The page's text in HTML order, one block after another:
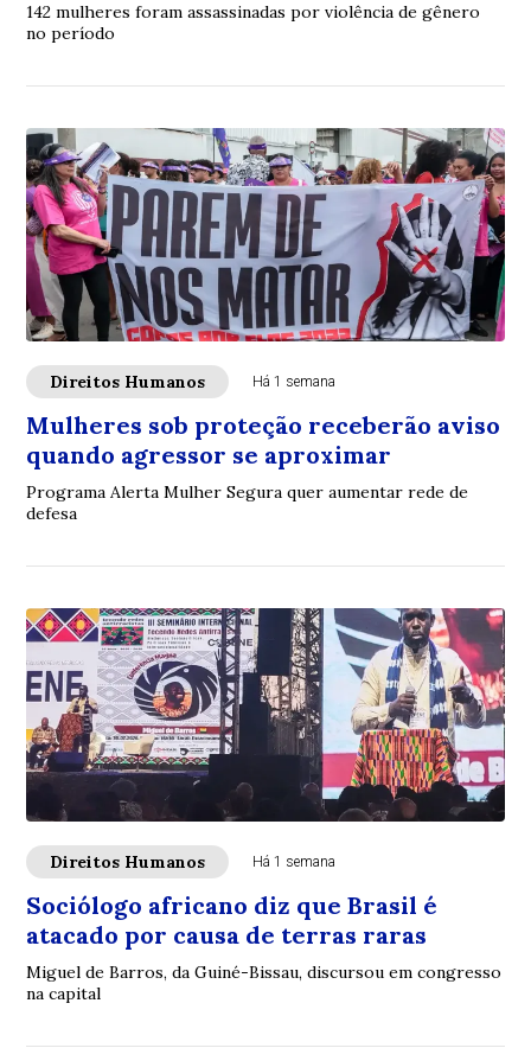
142 mulheres foram assassinadas por violência de gênero
no período
Direitos Humanos Há 1 semana
Mulheres sob proteção receberão aviso
quando agressor se aproximar
Programa Alerta Mulher Segura quer aumentar rede de
defesa
Direitos Humanos Há 1 semana
Sociólogo africano diz que Brasil é
atacado por causa de terras raras
Miguel de Barros, da Guiné-Bissau, discursou em congresso
na capital